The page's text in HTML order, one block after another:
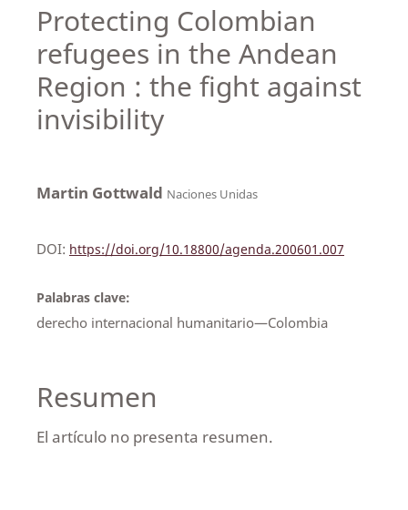
Protecting Colombian
refugees in the Andean
Region : the fight against
invisibility
Martin Gottwald Naciones Unidas
DOI: https://doi.org/10.18800/agenda.200601.007
Palabras clave:
derecho internacional humanitario—Colombia
Resumen
El artículo no presenta resumen.